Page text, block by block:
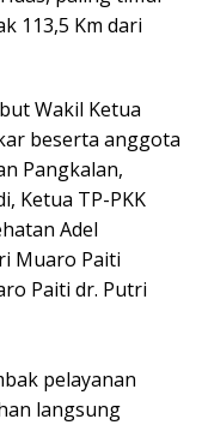
113,5 Km dari
Wakil Ketua
beserta anggota
Pangkalan,
Ketua TP-PKK
Adel
Muaro Paiti
Paiti dr. Putri
pelayanan
langsung